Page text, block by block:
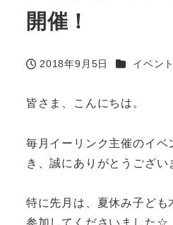
開催！
投稿日
2018年9月5日 カテゴリー
イベン
皆さま、こんにちは。
毎月イーリンク主催のイベ
き、誠にありがとうござい
特に先月は、夏休み子ども